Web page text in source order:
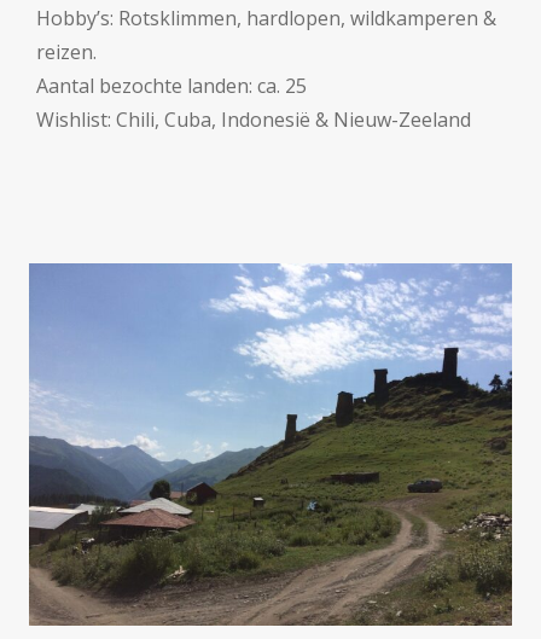
Hobby’s: Rotsklimmen, hardlopen, wildkamperen &
reizen.
Aantal bezochte landen: ca. 25
Wishlist: Chili, Cuba, Indonesië & Nieuw-Zeeland